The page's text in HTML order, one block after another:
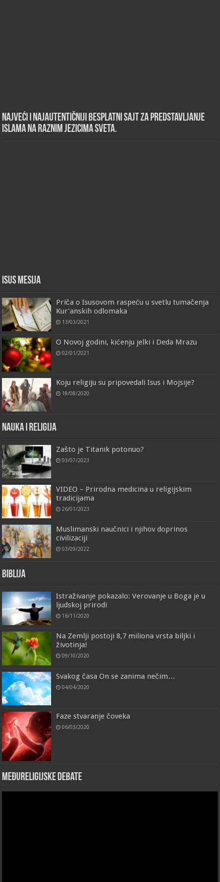
Najveći i najautentičniji besplatni sajt za predstavljanje
islama na raznim jezicima sveta.
Isus Mesija
Priča o Isusovom raspeću u svetlu tumačenja
Kur’anskih odlomaka
13/03/2021
O Novoj godini, kićenju jelki i Deda Mrazu
02/01/2021
Koju religiju su pripovedali Isus i Mojsije?
18/08/2020
Nauka i religija
Zašto je Titanik potonuo?
03/07/2023
VIDEO – Prirodna medicina u religijskim
tradicijama
26/01/2023
Muslimanski naučnici i njihov doprinos
civilizaciji
03/09/2022
Biblija
Istraživanje pokazalo: Verovanje u Boga je u
ljudskoj prirodi
16/11/2020
Na Zemlji postoji 8,7 miliona vrsta biljki i
životinja!
09/10/2020
Svakog časa On se zanima nečim…
04/04/2020
Faze stvaranje čoveka
06/03/2020
Međureligijske debate